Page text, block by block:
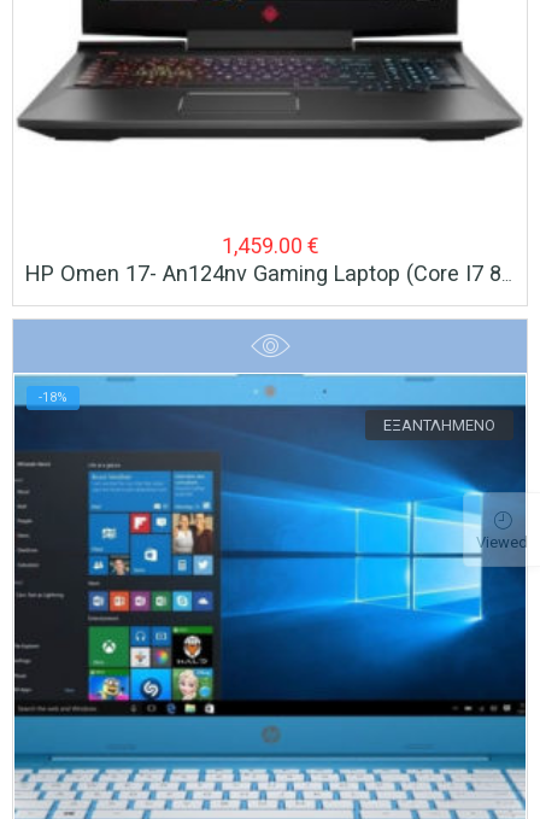
1,459.00 €
HP Omen 17- An124nv Gaming Laptop (Core I7 8750H/12 GB/256GB SSD + 1TB HDD/GTX 1050 4 GB)
ΕΞΑΝΤΛΗΜΈΝΟ
-18%
Viewed